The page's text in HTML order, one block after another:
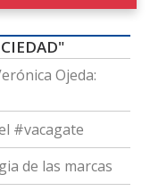
Ojeda:
#vacagate
de las marcas